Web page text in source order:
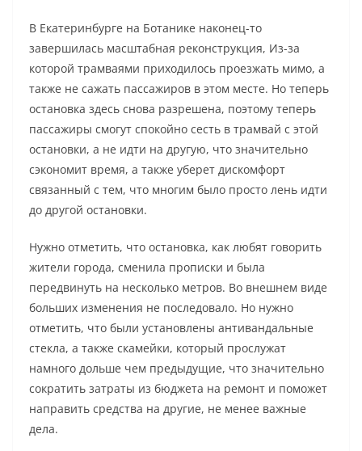
В Екатеринбурге на Ботанике наконец-то
завершилась масштабная реконструкция, Из-за
которой трамваями приходилось проезжать мимо, а
также не сажать пассажиров в этом месте. Но теперь
остановка здесь снова разрешена, поэтому теперь
пассажиры смогут спокойно сесть в трамвай с этой
остановки, а не идти на другую, что значительно
сэкономит время, а также уберет дискомфорт
связанный с тем, что многим было просто лень идти
до другой остановки.
Нужно отметить, что остановка, как любят говорить
жители города, сменила прописки и была
передвинуть на несколько метров. Во внешнем виде
больших изменения не последовало. Но нужно
отметить, что были установлены антивандальные
стекла, а также скамейки, который прослужат
намного дольше чем предыдущие, что значительно
сократить затраты из бюджета на ремонт и поможет
направить средства на другие, не менее важные
дела.